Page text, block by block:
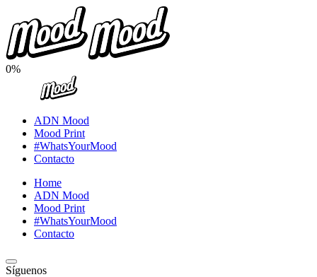
0%
ADN Mood
Mood Print
#WhatsYourMood
Contacto
Home
ADN Mood
Mood Print
#WhatsYourMood
Contacto
Síguenos